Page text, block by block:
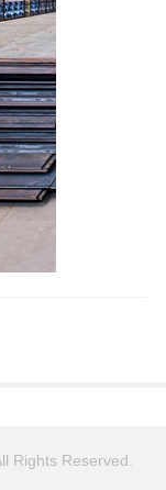
Rights Reserved.